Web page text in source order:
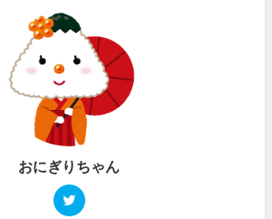
おにぎりちゃん